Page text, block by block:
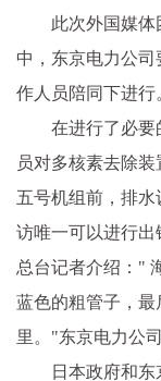
此次外国媒体
中，东京电力公
作人员陪同下进行
在进行了必要
员对多核素去除
五号机组前，排
访唯一可以进行出
总台记者介绍："
蓝色的粗管子，
里。"东京电力公
日本政府和